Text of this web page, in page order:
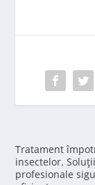
Tratament
insectelor. Soluții
profesionale